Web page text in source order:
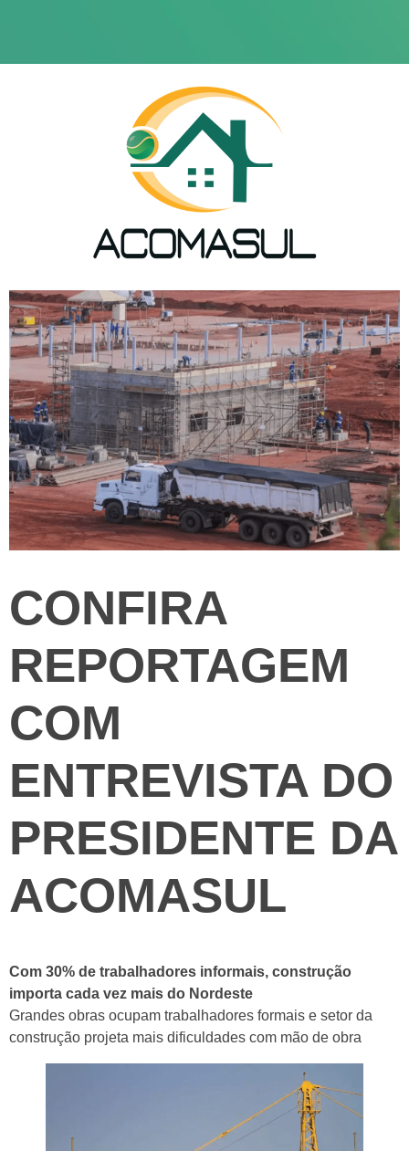
CONFIRA
REPORTAGEM
COM
ENTREVISTA DO
PRESIDENTE DA
ACOMASUL
Com 30% de trabalhadores informais, construção
importa cada vez mais do Nordeste
Grandes obras ocupam trabalhadores formais e setor da
construção projeta mais dificuldades com mão de obra